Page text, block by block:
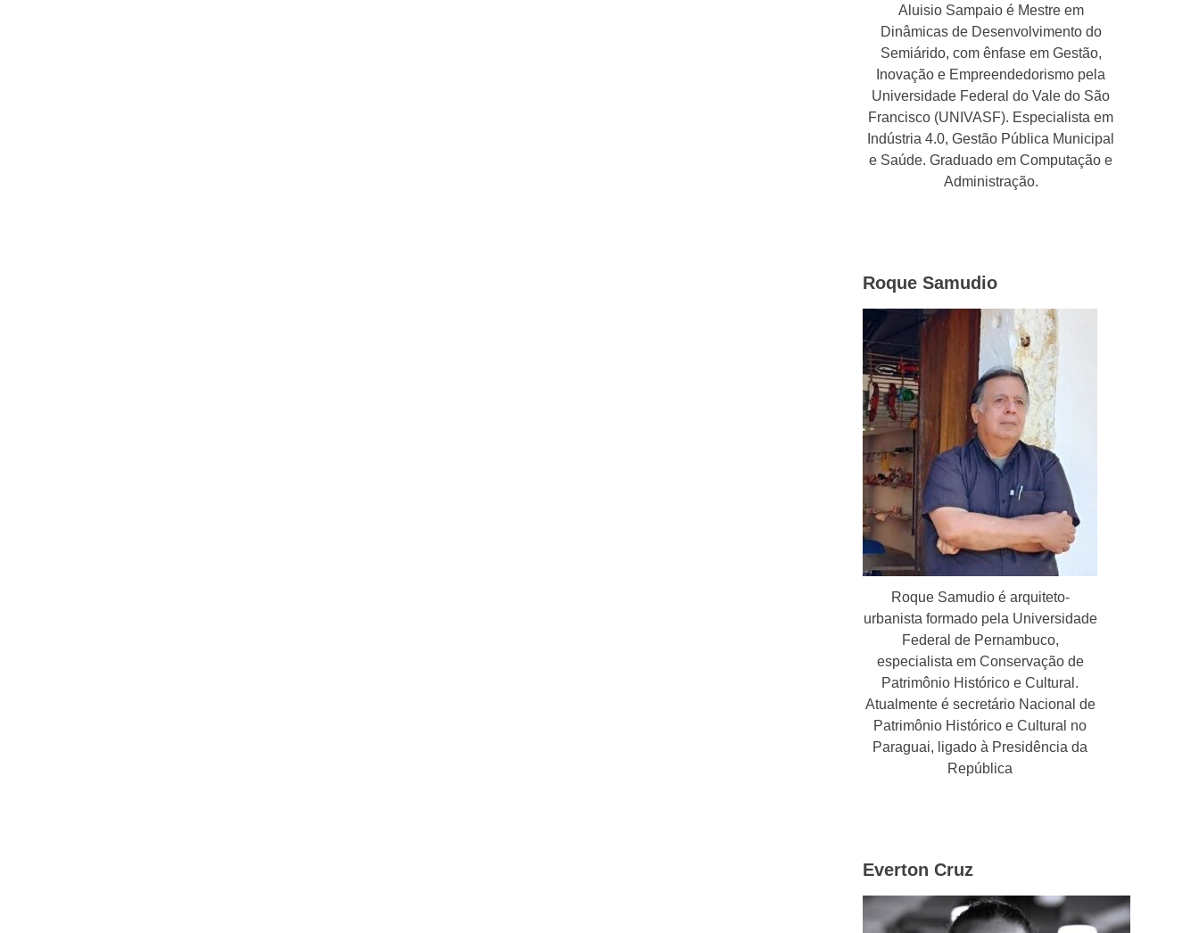
Aluisio Sampaio é Mestre em
Dinâmicas de Desenvolvimento do
Semiárido, com ênfase em Gestão,
Inovação e Empreendedorismo pela
Universidade Federal do Vale do São
Francisco (UNIVASF). Especialista em
Indústria 4.0, Gestão Pública Municipal
e Saúde. Graduado em Computação e
Administração.
Roque Samudio
Roque Samudio é arquiteto-
urbanista formado pela Universidade
Federal de Pernambuco,
especialista em Conservação de
Patrimônio Histórico e Cultural.
Atualmente é secretário Nacional de
Patrimônio Histórico e Cultural no
Paraguai, ligado à Presidência da
República
Everton Cruz